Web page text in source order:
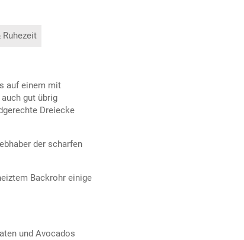
Ruhezeit
auf einem mit
gut übrig
Dreiecke
der scharfen
Backrohr einige
und Avocados